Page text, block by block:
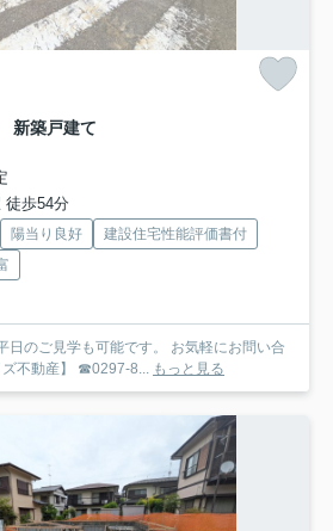
築戸建て
徒歩54分
陽当り良好
建設住宅性能評価書付
日のご見学も可能です。 お気軽にお問い合
【リアライズ不動産】 ☎0297-8...
もっと見る